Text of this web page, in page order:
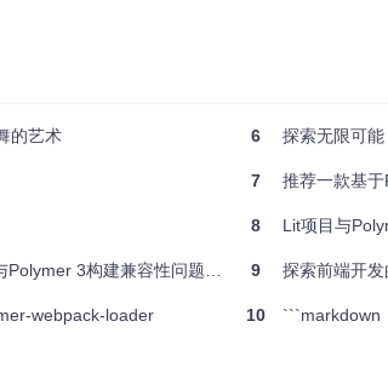
代码更易维护和扩展，提升了开发效率。
双向数据绑定，使得数据更新即时可见，非常适
确保了良好的用户体验和一致性的视觉效果。
，包括资源合并、压缩、预处理等，优化开发流程
的艺术
3构建兼容性问题分析
webpack-loader
6 探索无限可
7 推荐一款基
8 Lit项目与
9 探索前端开
10 ```markdown